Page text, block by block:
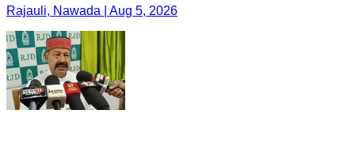
Rajauli, Nawada | Aug 5, 2026